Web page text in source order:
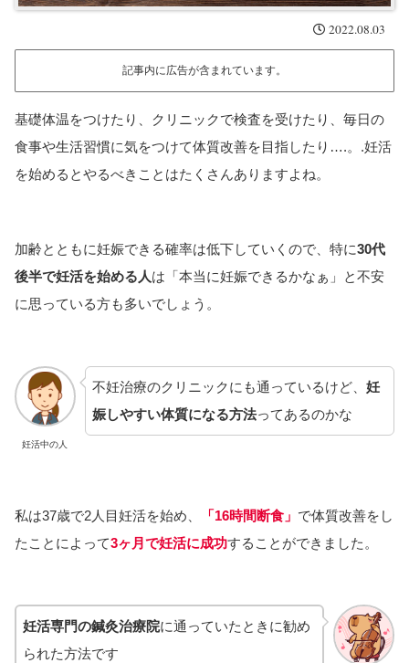
2022.08.03
記事内に広告が含まれています。
基礎体温をつけたり、クリニックで検査を受けたり、毎日の
食事や生活習慣に気をつけて体質改善を目指したり….。.妊活
を始めるとやるべきことはたくさんありますよね。
加齢とともに妊娠できる確率は低下していくので、特に30代
後半で妊活を始める人は「本当に妊娠できるかなぁ」と不安
に思っている方も多いでしょう。
妊活中の人
不妊治療のクリニックにも通っているけど、 妊
娠しやすい体質になる方法ってあるのかな
私は37歳で2人目妊活を始め、 「16時間断食」 で体質改善をし
たことによって3ヶ月で妊活に成功することができました。
妊活専門の鍼灸治療院に通っていたときに勧め
られた方法です